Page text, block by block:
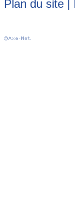
Plan du site